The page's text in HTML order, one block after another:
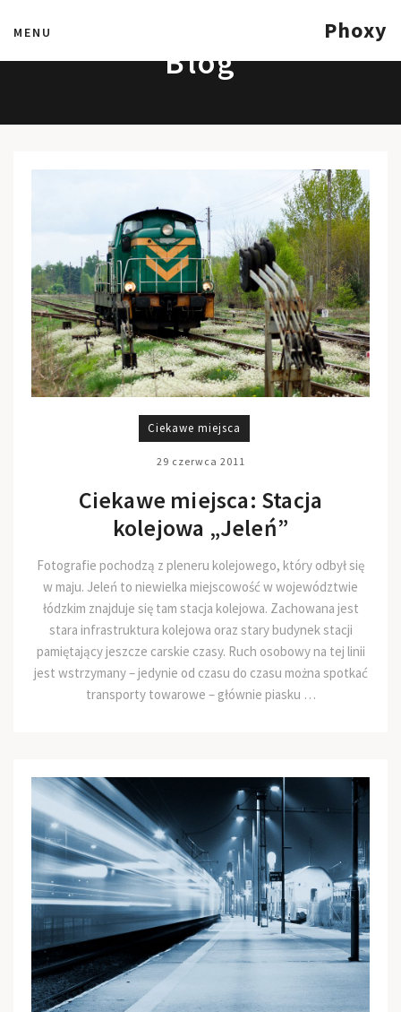
MENU Phoxy
Blog
Ciekawe miejsca
29 czerwca 2011
Ciekawe miejsca: Stacja
kolejowa „Jeleń”
Fotografie pochodzą z pleneru kolejowego, który odbył się
w maju. Jeleń to niewielka miejscowość w województwie
łódzkim znajduje się tam stacja kolejowa. Zachowana jest
stara infrastruktura kolejowa oraz stary budynek stacji
pamiętający jeszcze carskie czasy. Ruch osobowy na tej linii
jest wstrzymany – jedynie od czasu do czasu można spotkać
transporty towarowe – głównie piasku …